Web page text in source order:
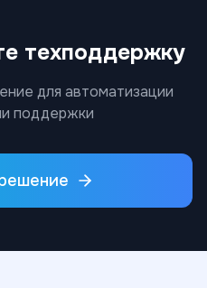
техподдержку
для автоматизации
поддержки